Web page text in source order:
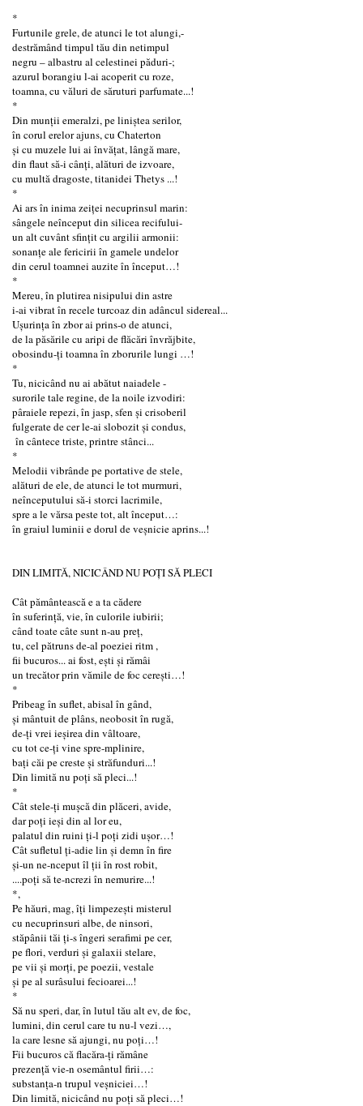
*
Furtunile grele, de atunci le tot alungi,-
destrămând timpul tău din netimpul
negru – albastru al celestinei păduri-;
azurul borangiu l-ai acoperit cu roze,
toamna, cu văluri de săruturi parfumate...!
*
Din munţii emeralzi, pe liniştea serilor,
în corul erelor ajuns, cu Chaterton
şi cu muzele lui ai învăţat, lângă mare,
din flaut să-i cânți, alături de izvoare,
cu multă dragoste, titanidei Thetys ...!
*
Ai ars în inima zeiței necuprinsul marin:
sângele neînceput din silicea recifului-
un alt cuvânt sfinţit cu argilii armonii:
sonanțe ale fericirii în gamele undelor
din cerul toamnei auzite în început…!
*
Mereu, în plutirea nisipului din astre
i-ai vibrat în recele turcoaz din adâncul sidereal...
Uşurinţa în zbor ai prins-o de atunci,
de la păsările cu aripi de flăcări învrăjbite,
obosindu-ți toamna în zborurile lungi …!
*
Tu, nicicând nu ai abătut naiadele -
surorile tale regine, de la noile izvodiri:
pâraiele repezi, în jasp, sfen şi crisoberil
fulgerate de cer le-ai slobozit și condus,
în cântece triste, printre stânci...
*
Melodii vibrânde pe portative de stele,
alături de ele, de atunci le tot murmuri,
neînceputului să-i storci lacrimile,
spre a le vărsa peste tot, alt început…:
în graiul luminii e dorul de veșnicie aprins...!
DIN LIMITĂ, NICICÂND NU POȚI SĂ PLECI
Cât pământească e a ta cădere
în suferință, vie, în culorile iubirii;
când toate câte sunt n-au preț,
tu, cel pătruns de-al poeziei ritm ,
fii bucuros... ai fost, ești și rămâi
un trecător prin vămile de foc cerești…!
*
Pribeag în suflet, abisal în gând,
și mântuit de plâns, neobosit în rugă,
de-ți vrei ieșirea din vâltoare,
cu tot ce-ți vine spre-mplinire,
bați căi pe creste și străfunduri...!
Din limită nu poți să pleci...!
*
Cât stele-ți mușcă din plăceri, avide,
dar poți ieși din al lor eu,
palatul din ruini ți-l poți zidi ușor…!
Cât sufletul ți-adie lin și demn în fire
și-un ne-nceput îl ții în rost robit,
....poți să te-ncrezi în nemurire...!
*,
Pe hăuri, mag, îți limpezești misterul
cu necuprinsuri albe, de ninsori,
stăpânii tăi ți-s îngeri serafimi pe cer,
pe flori, verduri și galaxii stelare,
pe vii și morți, pe poezii, vestale
și pe al surâsului fecioarei...!
*
Să nu speri, dar, în lutul tău alt ev, de foc,
lumini, din cerul care tu nu-l vezi…,
la care lesne să ajungi, nu poți…!
Fii bucuros că flacăra-ți rămâne
prezență vie-n osemântul firii…:
substanța-n trupul veșniciei…!
Din limită, nicicând nu poți să pleci…!